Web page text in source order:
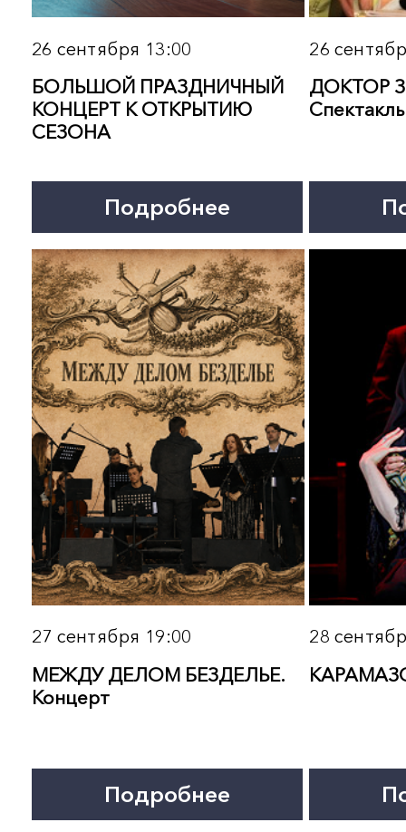
ПОИСК ПО МЕРОПРИЯТИЯМ
Подробнее Подробнее
16 октября 19:00
ДВОЕ В ЛИФТЕ, НЕ СЧИТАЯ
ТЕКИЛЫ. Спектакль
Подробнее
18 октября 13:00
ЗОЛОТЫЕ ХИТЫ
Концерт
Подробнее
19 октября 19:00